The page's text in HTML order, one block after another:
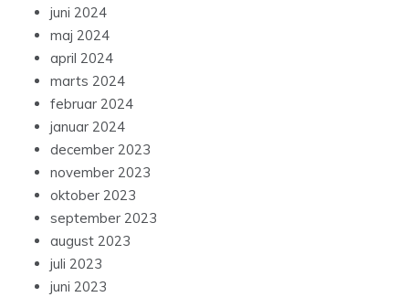
juni 2024
maj 2024
april 2024
marts 2024
februar 2024
januar 2024
december 2023
november 2023
oktober 2023
september 2023
august 2023
juli 2023
juni 2023